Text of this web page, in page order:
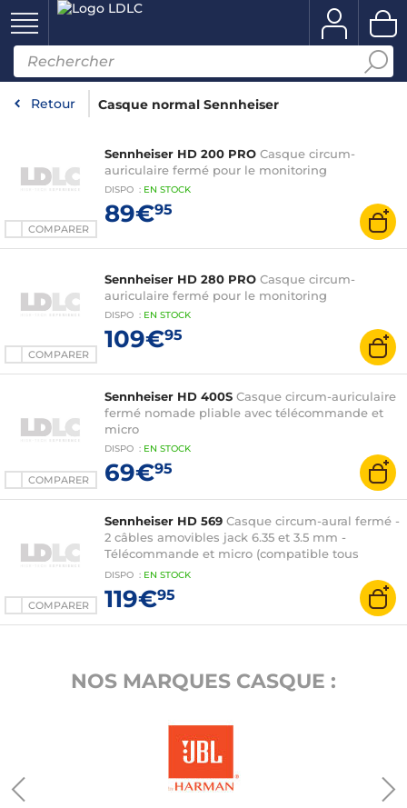
Retour Casque normal Sennheiser
COMPARER
Sennheiser HD 200 PRO Casque circum-
auriculaire fermé pour le monitoring
DISPO : EN STOCK
89€95
COMPARER
Sennheiser HD 280 PRO Casque circum-
auriculaire fermé pour le monitoring
DISPO : EN STOCK
109€95
COMPARER
Sennheiser HD 400S Casque circum-auriculaire
fermé nomade pliable avec télécommande et
micro
DISPO : EN STOCK
69€95
COMPARER
Sennheiser HD 569 Casque circum-aural fermé -
2 câbles amovibles jack 6.35 et 3.5 mm -
Télécommande et micro (compatible tous
smartphones)
DISPO : EN STOCK
119€95
NOS MARQUES CASQUE :